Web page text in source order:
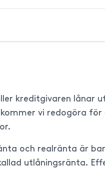
kreditgivaren lånar
vi redogöra
och realränta är
utlåningsränta.